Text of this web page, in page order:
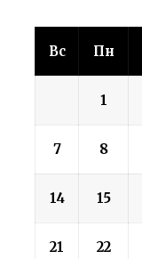
Вс Пн
1
7 8
14 15
21 22